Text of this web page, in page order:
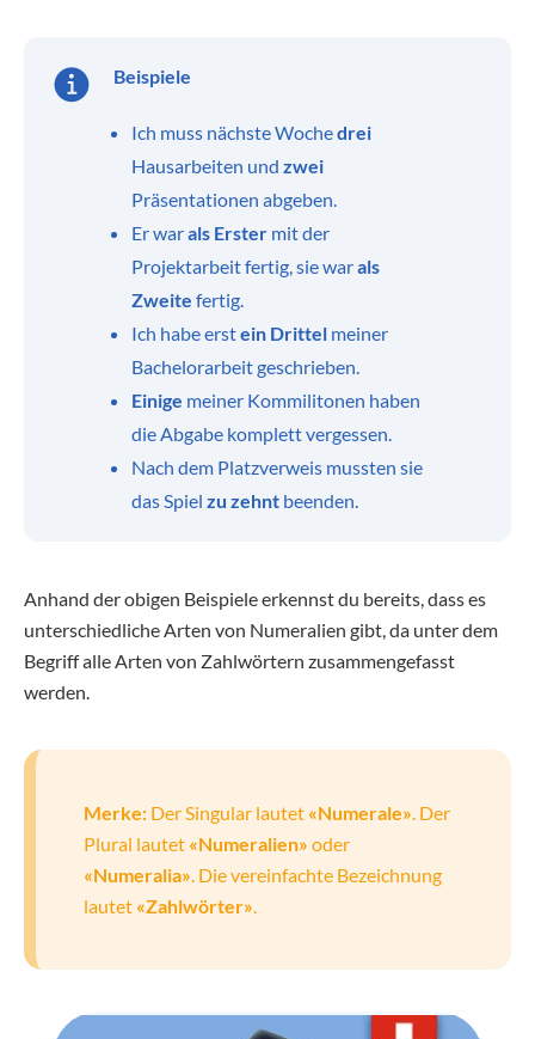
Beispiele
Ich muss nächste Wochedrei
Hausarbeiten und zwei
Präsentationen abgeben.
Er warals Erster mit der
Projektarbeit fertig, sie warals
Zweite fertig.
Ich habe erstein Drittel meiner
Bachelorarbeit geschrieben.
Einige meiner Kommilitonen haben
die Abgabe komplett vergessen.
Nach dem Platzverweis mussten sie
das Spiel zu zehnt beenden.
Anhand der obigen Beispiele erkennst du bereits, dass es
unterschiedliche Arten von Numeralien gibt, da unter dem
Begriff alle Arten von Zahlwörtern zusammengefasst
werden.
Merke: Der Singular lautet «Numerale». Der
Plural lautet «Numeralien» oder
«Numeralia». Die vereinfachte Bezeichnung
lautet «Zahlwörter».